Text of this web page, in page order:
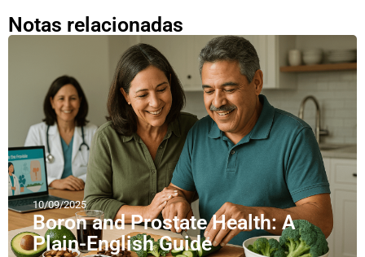
Notas relacionadas
10/09/2025
Boron and Prostate Health: A
Plain-English Guide